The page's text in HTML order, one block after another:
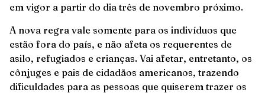
em vigor a partir do dia três de novembro próximo.
A nova regra vale somente para os indivíduos que
estão fora do país, e não afeta os requerentes de
asilo, refugiados e crianças. Vai afetar, entretanto, os
cônjuges e pais de cidadãos americanos, trazendo
dificuldades para as pessoas que quiserem trazer os